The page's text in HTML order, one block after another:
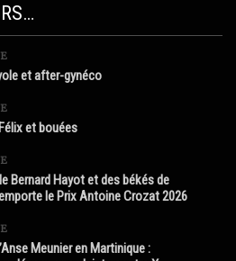
et after-gynéco
et bouées
Bernard Hayot et des békés de
le Prix Antoine Crozat 2026
Meunier en Martinique :